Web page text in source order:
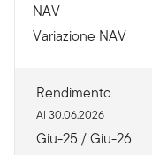
NAV
Variazione NAV
Rendimento
Al 30.06.2026
Giu-25 / Giu-26